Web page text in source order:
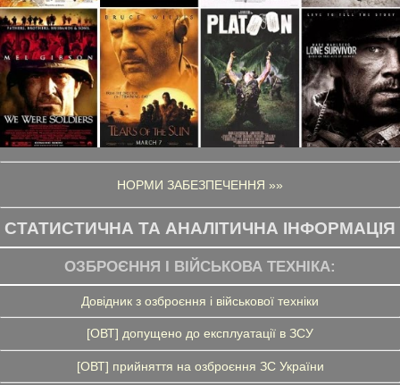
НОРМИ ЗАБЕЗПЕЧЕННЯ »»
СТАТИСТИЧНА ТА АНАЛІТИЧНА ІНФОРМАЦІЯ
ОЗБРОЄННЯ І ВІЙСЬКОВА ТЕХНІКА:
Довідник з озброєння і військової техніки
[ОВТ] допущено до експлуатації в ЗСУ
[ОВТ] прийняття на озброєння ЗС України